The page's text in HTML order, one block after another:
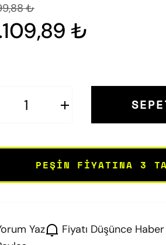
₺
₺
PEŞIN FIYATINA 3
Yaz Fiyatı Düşünce